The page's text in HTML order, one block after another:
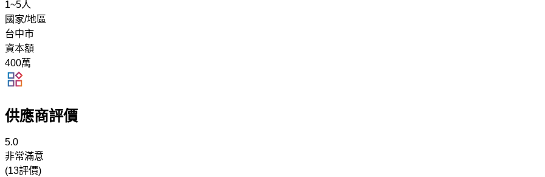
1~5人
國家/地區
台中市
資本額
400萬
供應商評價
5.0
非常滿意
(13評價)